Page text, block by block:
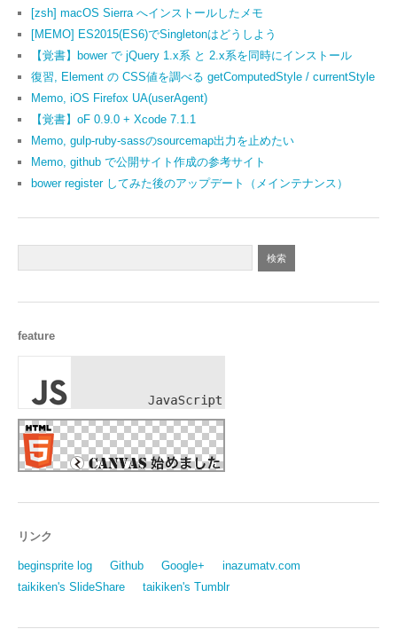
[zsh] macOS Sierra へインストールしたメモ
[MEMO] ES2015(ES6)でSingletonはどうしよう
【覚書】bower で jQuery 1.x系 と 2.x系を同時にインストール
復習, Element の CSS値を調べる getComputedStyle / currentStyle
Memo, iOS Firefox UA(userAgent)
【覚書】oF 0.9.0 + Xcode 7.1.1
Memo, gulp-ruby-sassのsourcemap出力を止めたい
Memo, github で公開サイト作成の参考サイト
bower register してみた後のアップデート（メインテナンス）
feature
リンク
beginsprite log Github Google+
inazumatv.com
taikiken's SlideShare
taikiken's Tumblr